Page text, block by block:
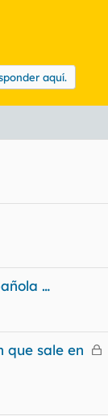
aquí.
…
C
que sale en